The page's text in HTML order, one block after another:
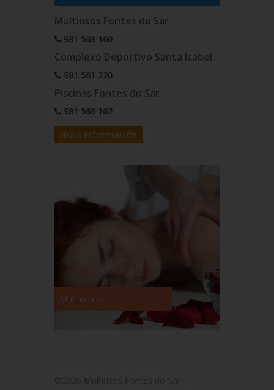
Multiusos Fontes do Sar
981 568 160
Complexo Deportivo Santa Isabel
981 581 220
Piscinas Fontes do Sar
981 568 162
máis información
Multiestetic